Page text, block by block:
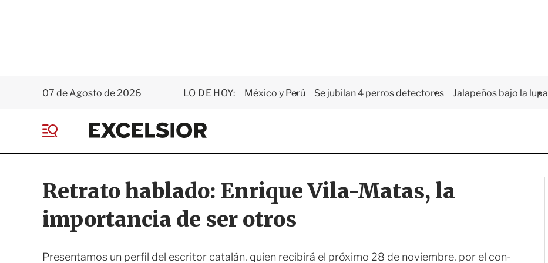
07 de Agosto de 2026 LO DE HOY: México y Perú Se jubilan 4 perros detectores Jalapeños bajo la lupa
E
x
e
i
o
e
Retrato hablado: Enrique Vila-Matas, la
importancia de ser otros
Presentamos un perfil del escritor catalán, quien recibirá el próximo 28 de noviembre, por el con-